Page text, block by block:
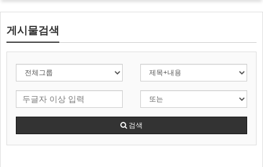
게시물검색
검색